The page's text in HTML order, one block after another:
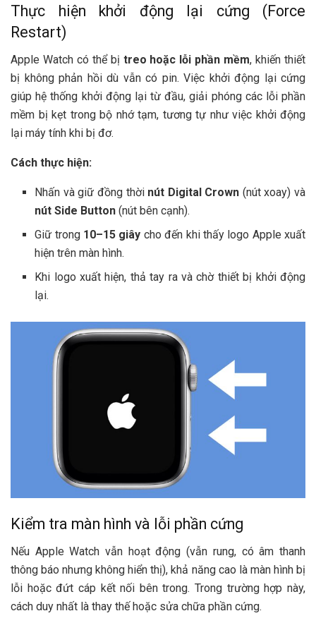
Thực hiện khởi động lại cứng (Force
Restart)
Apple Watch có thể bị treo hoặc lỗi phần mềm, khiến thiết
bị không phản hồi dù vẫn có pin. Việc khởi động lại cứng
giúp hệ thống khởi động lại từ đầu, giải phóng các lỗi phần
mềm bị kẹt trong bộ nhớ tạm, tương tự như việc khởi động
lại máy tính khi bị đơ.
Cách thực hiện:
Nhấn và giữ đồng thời nút Digital Crown (nút xoay) và
nút Side Button (nút bên cạnh).
Giữ trong 10–15 giây cho đến khi thấy logo Apple xuất
hiện trên màn hình.
Khi logo xuất hiện, thả tay ra và chờ thiết bị khởi động
lại.
Kiểm tra màn hình và lỗi phần cứng
Nếu Apple Watch vẫn hoạt động (vẫn rung, có âm thanh
thông báo nhưng không hiển thị), khả năng cao là màn hình bị
lỗi hoặc đứt cáp kết nối bên trong. Trong trường hợp này,
cách duy nhất là thay thế hoặc sửa chữa phần cứng.